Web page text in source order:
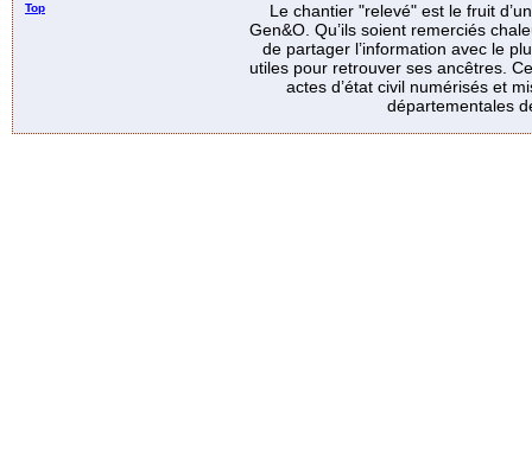
Top
Le chantier "relevé" est le fruit
Gen&O. Qu’ils soient remerciés
de partager l’information avec le
utiles pour retrouver ses ancêtres.
actes d’état civil numérisés et
départementales